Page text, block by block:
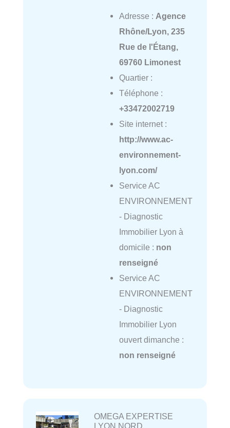
Adresse : Agence
Rhône/Lyon, 235
Rue de l'Étang,
69760 Limonest
Quartier :
Téléphone :
+33472002719
Site internet :
http://www.ac-
environnement-
lyon.com/
Service AC
ENVIRONNEMENT
- Diagnostic
Immobilier Lyon à
domicile : non
renseigné
Service AC
ENVIRONNEMENT
- Diagnostic
Immobilier Lyon
ouvert dimanche :
non renseigné
OMEGA EXPERTISE
LYON NORD